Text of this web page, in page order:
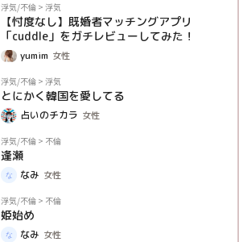
浮気/不倫 > 浮気
【忖度なし】既婚者マッチングアプリ
「cuddle」をガチレビューしてみた！
yumim 女性
浮気/不倫 > 浮気
とにかく韓国を愛してる
占いのチカラ 女性
浮気/不倫 > 不倫
逢瀬
なみ 女性
浮気/不倫 > 不倫
姫始め
なみ 女性